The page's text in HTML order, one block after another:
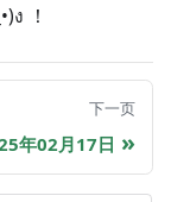
ง ！
下一页
年02月17日